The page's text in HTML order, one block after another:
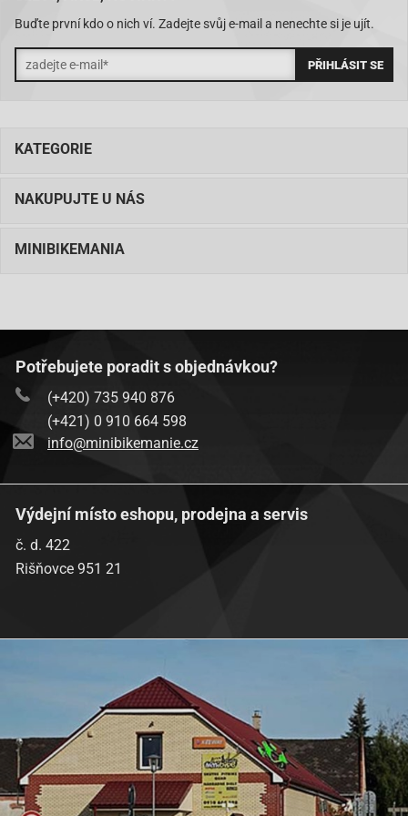
NK390.29
Buďte první kdo o nich ví. Zadejte svůj e-mail a nenechte si je ujít.
KATEGORIE
NAKUPUJTE U NÁS
MINIBIKEMANIA
Potřebujete poradit s objednávkou?
(+420) 735 940 876
(+421) 0 910 664 598
info@minibikemanie.cz
Výdejní místo eshopu, prodejna a servis
č. d. 422
Rišňovce 951 21